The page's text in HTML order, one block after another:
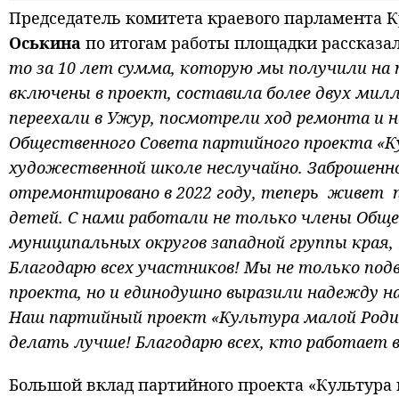
Председатель комитета краевого парламента
Оськина по итогам работы площадки
то за 10 лет сумма, которую мы получили на
включены в проект, составила более двух
переехали в Ужур, посмотрели ход ремонта и
Общественного Совета партийного проекта
художественной школе неслучайно.
отремонтировано в 2022 году, теперь живет
детей. С нами работали не только члены
муниципальных округов западной группы
Благодарю всех участников! Мы не только
проекта, но и единодушно выразили надежду
Наш партийный проект «Культура малой
делать лучше! Благодарю всех, кто работает
Большой вклад партийного проекта